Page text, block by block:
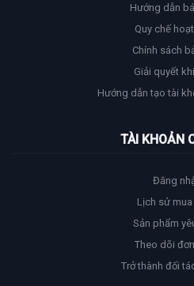
Hướng dẫn
Quy chế
Chính sách
Giải quyết
Hướng dẫn tạo tài
TÀI KHOẢN
Đăng
Lịch sử
Sản phẩm
Theo dõi
Trở thành đối